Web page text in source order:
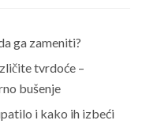
ga zameniti?
tvrdoće –
bušenje
i kako ih izbeći